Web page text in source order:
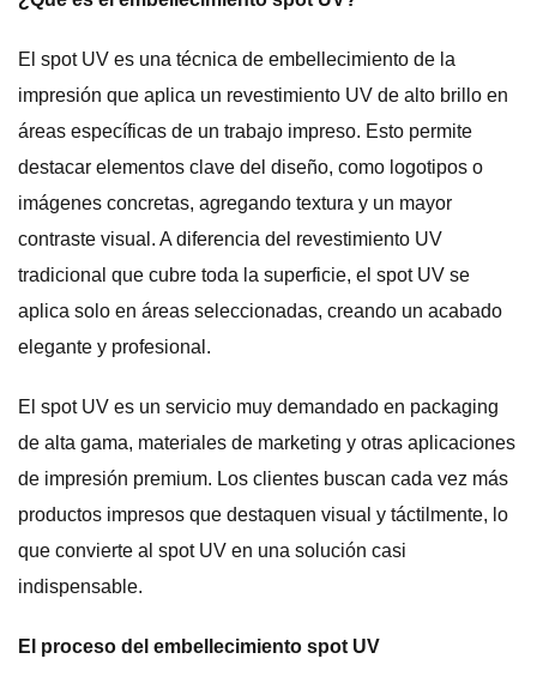
El spot UV es una técnica de embellecimiento de la
impresión que aplica un revestimiento UV de alto brillo en
áreas específicas de un trabajo impreso. Esto permite
destacar elementos clave del diseño, como logotipos o
imágenes concretas, agregando textura y un mayor
contraste visual. A diferencia del revestimiento UV
tradicional que cubre toda la superficie, el spot UV se
aplica solo en áreas seleccionadas, creando un acabado
elegante y profesional.
El spot UV es un servicio muy demandado en packaging
de alta gama, materiales de marketing y otras aplicaciones
de impresión premium. Los clientes buscan cada vez más
productos impresos que destaquen visual y táctilmente, lo
que convierte al spot UV en una solución casi
indispensable.
El proceso del embellecimiento spot UV